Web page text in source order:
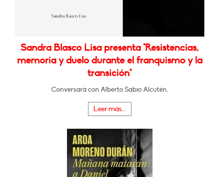
Sandra Blasco Lisa presenta "Resistencias,
memoria y duelo durante el franquismo y la
transición"
Conversará con Alberto Sabio Alcutén,
Leer más...